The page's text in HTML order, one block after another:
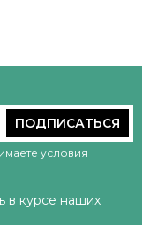
ПОДПИСАТЬСЯ
условия
в курсе наших